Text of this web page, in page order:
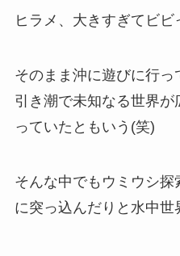
ヒラメ、大きすぎてビビ
そのまま沖に遊びに行
引き潮で未知なる世界
っていたともいう(笑)
そんな中でもウミウシ
に突っ込んだりと水中世